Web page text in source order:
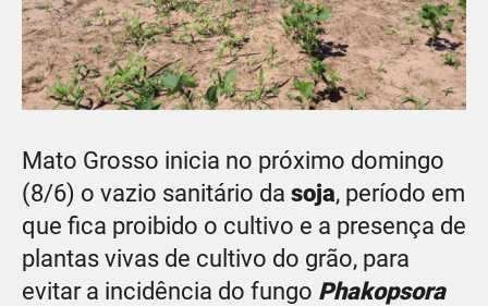
Mato Grosso inicia no próximo domingo
(8/6) o vazio sanitário da soja, período em
que fica proibido o cultivo e a presença de
plantas vivas de cultivo do grão, para
evitar a incidência do fungo Phakopsora